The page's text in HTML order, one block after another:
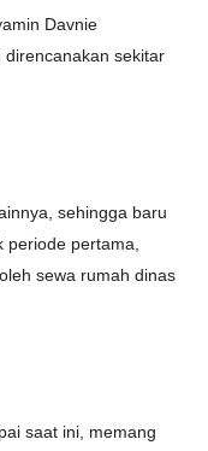
Davnie
sekitar
sehingga baru
periode pertama,
sewa rumah dinas
saat ini, memang